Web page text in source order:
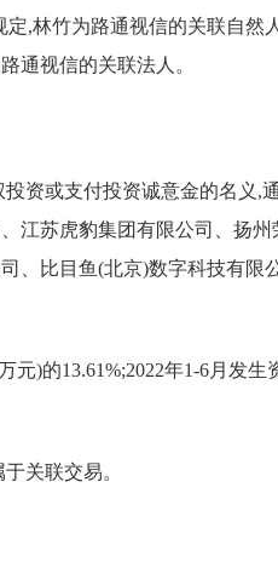
,林竹为路通视信的关联自
通视信的关联法人。
资或支付投资诚意金的名义,
江苏虎豹集团有限公司、扬
、比目鱼(北京)数字科技有限
)的13.61%;2022年1-6月发
关联交易。